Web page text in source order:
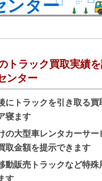
ンター
トラック買取実績
ンター
にトラックを引き取る買
寝ます
の大型車レンタカーサ
取金額を提示できます
動販売トラックなど特殊
す